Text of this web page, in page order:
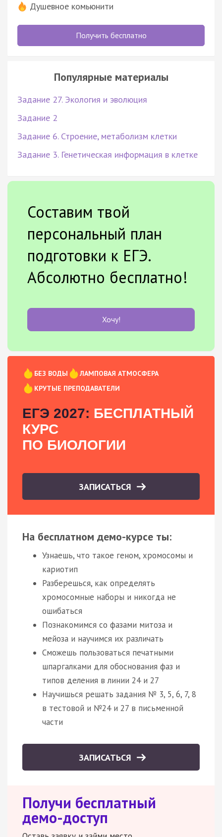
Душевное комьюнити
Получить бесплатно
Популярные материалы
Задание 27. Экология и эволюция
Задание 2
Задание 6. Строение, метаболизм клетки
Задание 3. Генетическая информация в клетке
Составим твой
персональный план
подготовки к ЕГЭ.
Абсолютно бесплатно!
Хочу!
БЕЗ ВОДЫ
ЛАМПОВАЯ АТМОСФЕРА
КРУТЫЕ ПРЕПОДАВАТЕЛИ
ЕГЭ 2027: БЕСПЛАТНЫЙ
КУРС
ПО БИОЛОГИИ
ЗАПИСАТЬСЯ
На бесплатном демо-курсе ты:
Узнаешь, что такое геном, хромосомы и
кариотип
Разберешься, как определять
хромосомные наборы и никогда не
ошибаться
Познакомимся со фазами митоза и
мейоза и научимся их различать
Сможешь пользоваться печатными
шпаргалками для обоснования фаз и
типов деления в линии 24 и 27
Научишься решать задания № 3, 5, 6, 7, 8
в тестовой и №24 и 27 в письменной
части
ЗАПИСАТЬСЯ
Получи бесплатный
демо-доступ